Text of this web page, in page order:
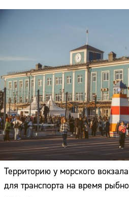
Территорию у морского
для транспорта на время